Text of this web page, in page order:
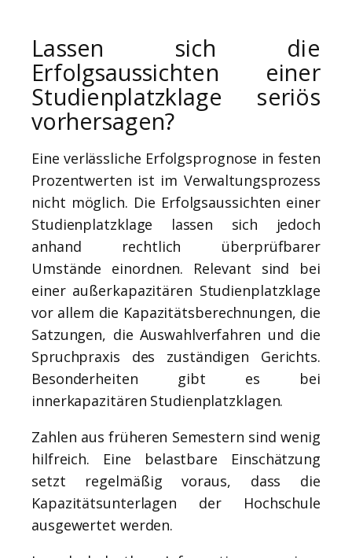
Lassen sich die
Erfolgsaussichten einer
Studienplatzklage seriös
vorhersagen?
Eine verlässliche Erfolgsprognose in festen
Prozentwerten ist im Verwaltungsprozess
nicht möglich. Die Erfolgsaussichten einer
Studienplatzklage lassen sich jedoch
anhand rechtlich überprüfbarer
Umstände einordnen. Relevant sind bei
einer außerkapazitären Studienplatzklage
vor allem die Kapazitätsberechnungen, die
Satzungen, die Auswahlverfahren und die
Spruchpraxis des zuständigen Gerichts.
Besonderheiten gibt es bei
innerkapazitären Studienplatzklagen.
Zahlen aus früheren Semestern sind wenig
hilfreich. Eine belastbare Einschätzung
setzt regelmäßig voraus, dass die
Kapazitätsunterlagen der Hochschule
ausgewertet werden.